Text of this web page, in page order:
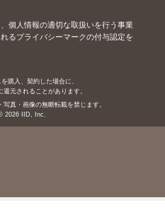
個人情報の適切な取扱いを行う事業
るプライバシーマークの付与認定を
購入、契約した場合に、
元されることがあります。
真・画像の無断転載を禁じます。
2026 IID, Inc.